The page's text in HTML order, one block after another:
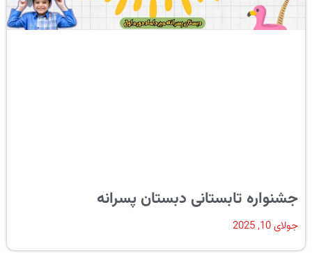
جشنواره تابستانی دبستان پسرانه
جولای 10, 2025